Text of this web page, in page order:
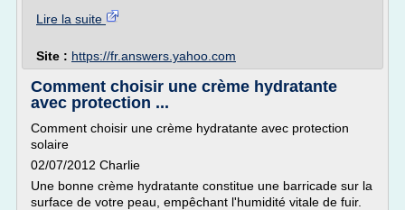
Lire la suite
Site : https://fr.answers.yahoo.com
Comment choisir une crème hydratante
avec protection ...
Comment choisir une crème hydratante avec protection
solaire
02/07/2012 Charlie
Une bonne crème hydratante constitue une barricade sur la
surface de votre peau, empêchant l'humidité vitale de fuir.